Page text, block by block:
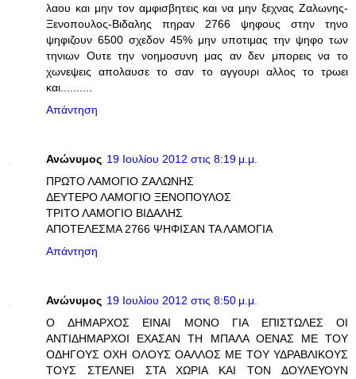
λαου και μην τον αμφισβητεις και να μην ξεχνας Ζαλωνης-
Ξενοπουλος-Βιδαλης πηραν 2766 ψηφους στην τηνο
ψηφιζουν 6500 σχεδον 45% μην υποτιμας την ψηφο των
τηνιων Ουτε την νοημοσυνη μας αν δεν μπορεις να το
χωνεψεις απολαυσε το σαν το αγγουρι αλλος το τρωει
και..........
Απάντηση
Ανώνυμος 19 Ιουλίου 2012 στις 8:19 μ.μ.
ΠΡΩΤΟ ΛΑΜΟΓΙΟ ΖΑΛΩΝΗΣ
ΔΕΥΤΕΡΟ ΛΑΜΟΓΙΟ ΞΕΝΟΠΟΥΛΟΣ
ΤΡΙΤΟ ΛΑΜΟΓΙΟ ΒΙΔΑΛΗΣ
ΑΠΟΤΕΛΕΣΜΑ 2766 ΨΗΦΙΣΑΝ ΤΑ ΛΑΜΟΓΙΑ
Απάντηση
Ανώνυμος 19 Ιουλίου 2012 στις 8:50 μ.μ.
Ο ΔΗΜΑΡΧΟΣ ΕΙΝΑΙ ΜΟΝΟ ΓΙΑ ΕΠΙΣΤΩΛΕΣ ΟΙ
ΑΝΤΙΔΗΜΑΡΧΟΙ ΕΧΑΣΑΝ ΤΗ ΜΠΑΛΑ ΟΕΝΑΣ ΜΕ ΤΟΥ
ΟΔΗΓΟΥΣ ΟΧΗ ΟΛΟΥΣ ΟΑΛΛΟΣ ΜΕ ΤΟΥ ΥΔΡΑΒΛΙΚΟΥΣ
ΤΟΥΣ ΣΤΕΛΝΕΙ ΣΤΑ ΧΩΡΙΑ ΚΑΙ ΤΟΝ ΔΟΥΛΕΥΟΥΝ